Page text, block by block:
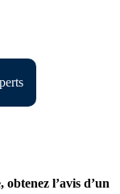
l’avis d’un